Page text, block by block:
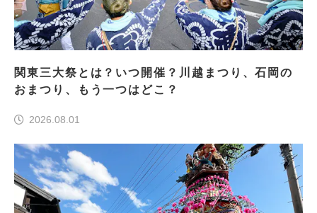
関東三大祭とは？いつ開催？川越まつり、石岡の
おまつり、もう一つはどこ？
2026.08.01